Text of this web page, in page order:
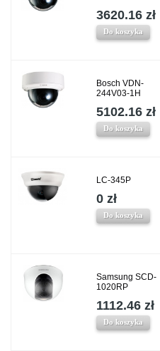
3620.16 zł
Do koszyka
Bosch VDN-
244V03-1H
5102.16 zł
Do koszyka
LC-345P
0 zł
Do koszyka
Samsung SCD-
1020RP
1112.46 zł
Do koszyka